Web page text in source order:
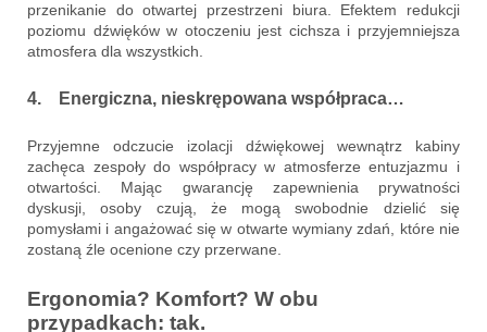
przenikanie do otwartej przestrzeni biura. Efektem redukcji
poziomu dźwięków w otoczeniu jest cichsza i przyjemniejsza
atmosfera dla wszystkich.
4. Energiczna, nieskrępowana współpraca…
Przyjemne odczucie izolacji dźwiękowej wewnątrz kabiny
zachęca zespoły do współpracy w atmosferze entuzjazmu i
otwartości. Mając gwarancję zapewnienia prywatności
dyskusji, osoby czują, że mogą swobodnie dzielić się
pomysłami i angażować się w otwarte wymiany zdań, które nie
zostaną źle ocenione czy przerwane.
Ergonomia? Komfort? W obu
przypadkach: tak.